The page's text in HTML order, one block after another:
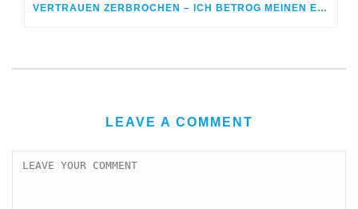
VERTRAUEN ZERBROCHEN – ICH BETROG MEINEN EHEPARTNER
LEAVE A COMMENT